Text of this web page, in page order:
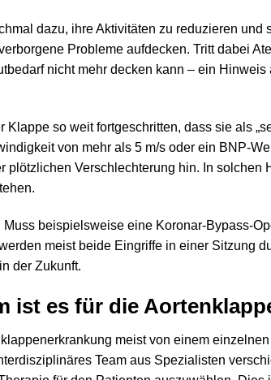
dazu, ihre Aktivitäten zu reduzieren und
Probleme aufdecken. Tritt dabei
nicht mehr decken kann – ein
so weit fortgeschritten, dass sie als
von mehr als 5 m/s oder ein BNP-
plötzlichen Verschlechterung hin. In solchen
Muss beispielsweise eine Koronar-Bypass-
meist beide Eingriffe in einer Sitzung
der Zukunft.
ist es für die
meist von einem
Team aus Spezialisten